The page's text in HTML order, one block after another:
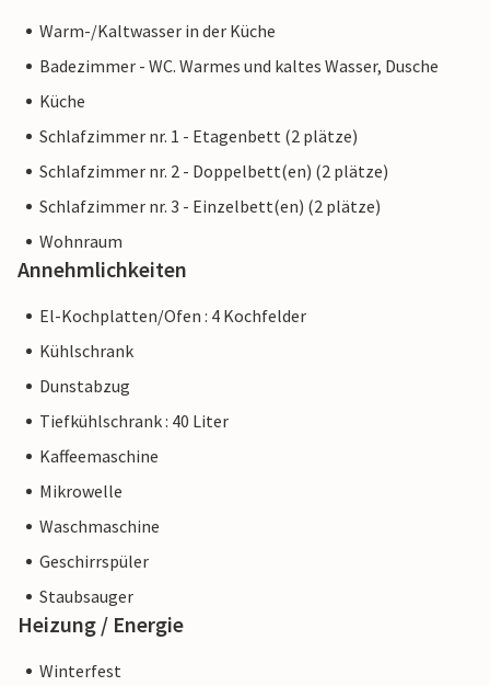
Warm-/Kaltwasser in der Küche
Badezimmer - WC. Warmes und kaltes Wasser, Dusche
Küche
Schlafzimmer nr. 1 - Etagenbett (2 plätze)
Schlafzimmer nr. 2 - Doppelbett(en) (2 plätze)
Schlafzimmer nr. 3 - Einzelbett(en) (2 plätze)
Wohnraum
Annehmlichkeiten
El-Kochplatten/Ofen : 4 Kochfelder
Kühlschrank
Dunstabzug
Tiefkühlschrank : 40 Liter
Kaffeemaschine
Mikrowelle
Waschmaschine
Geschirrspüler
Staubsauger
Heizung / Energie
Winterfest